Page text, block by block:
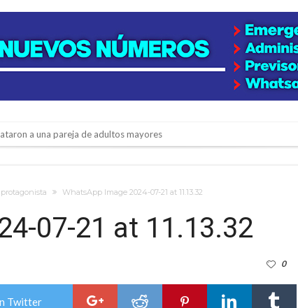
a una pareja de adultos mayores
la Expo Dose
WhatsApp Image 2024-07-21 at 11.13.32
07-21 at 11.13.32
0
Twitter